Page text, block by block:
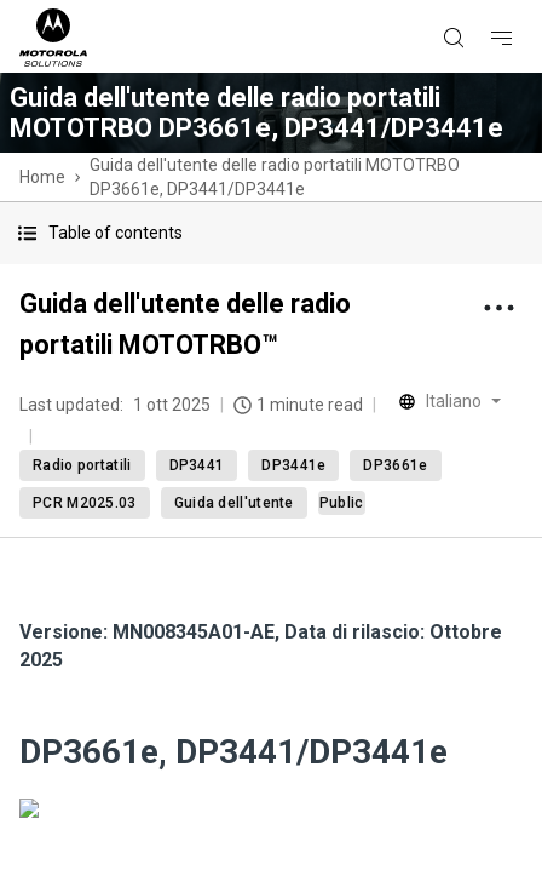
Guida dell'utente delle radio portatili
MOTOTRBO DP3661e, DP3441/DP3441e
Home
Guida dell'utente delle radio portatili MOTOTRBO
DP3661e, DP3441/DP3441e
Table of contents
Guida dell'utente delle radio
portatili MOTOTRBO™
Last updated: 1 ott 2025 1 minute read Italiano
Radio portatili DP3441 DP3441e DP3661e
PCR M2025.03 Guida dell'utente Public
Versione: MN008345A01-AE, Data di rilascio: Ottobre
2025
DP3661e, DP3441/DP3441e